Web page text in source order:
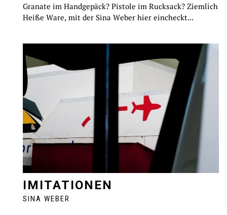
Granate im Handgepäck? Pistole im Rucksack? Ziemlich
Heiße Ware, mit der Sina Weber hier eincheckt...
IMITATIONEN
SINA WEBER